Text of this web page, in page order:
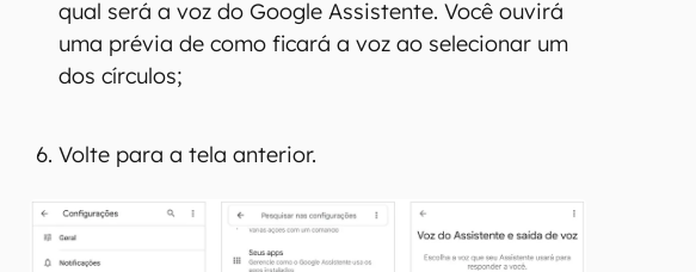
qual será a voz do Google Assistente. Você ouvirá
uma prévia de como ficará a voz ao selecionar um
dos círculos;
Volte para a tela anterior.